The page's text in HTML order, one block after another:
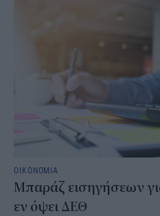
ΟΙΚΟΝΟΜΙΑ
Μπαράζ εισηγήσεων
εν όψει ΔΕΘ